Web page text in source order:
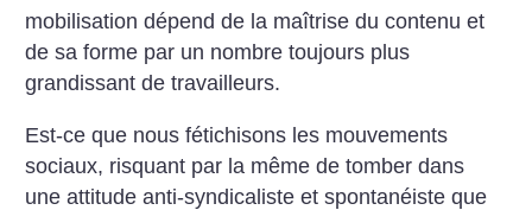
mobilisation dépend de la maîtrise du contenu et
de sa forme par un nombre toujours plus
grandissant de travailleurs.
Est-ce que nous fétichisons les mouvements
sociaux, risquant par la même de tomber dans
une attitude anti-syndicaliste et spontanéiste que